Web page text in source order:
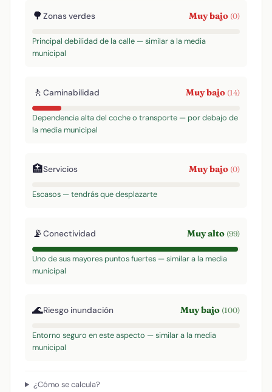
🌳Zonas verdes Muy bajo (0)
Principal debilidad de la calle — similar a la media
municipal
🚶 Caminabilidad Muy bajo (14)
Dependencia alta del coche o transporte — por debajo de
la media municipal
🏥Servicios Muy bajo (0)
Escasos — tendrás que desplazarte
📡Conectividad Muy alto (99)
Uno de sus mayores puntos fuertes — similar a la media
municipal
🌊Riesgo inundación Muy bajo (100)
Entorno seguro en este aspecto — similar a la media
municipal
¿Cómo se calcula?